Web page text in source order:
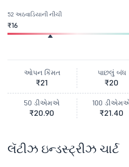
52 અઠવાડિયાની નીચી
₹16
ઓપન કિંમત
₹21
પાછલું બંધ
₹20
50 ડીએમએ
₹20.90
100
₹21.40
લૅટીઝ ઇન્ડસ્ટ્રીઝ ચાર્ટ